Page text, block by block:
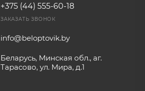
+375 (44) 555-60-18
ЗАКАЗАТЬ ЗВОНОК
info@beloptovik.by
Беларусь, Минская обл., аг.
Тарасово, ул. Мира, д.1